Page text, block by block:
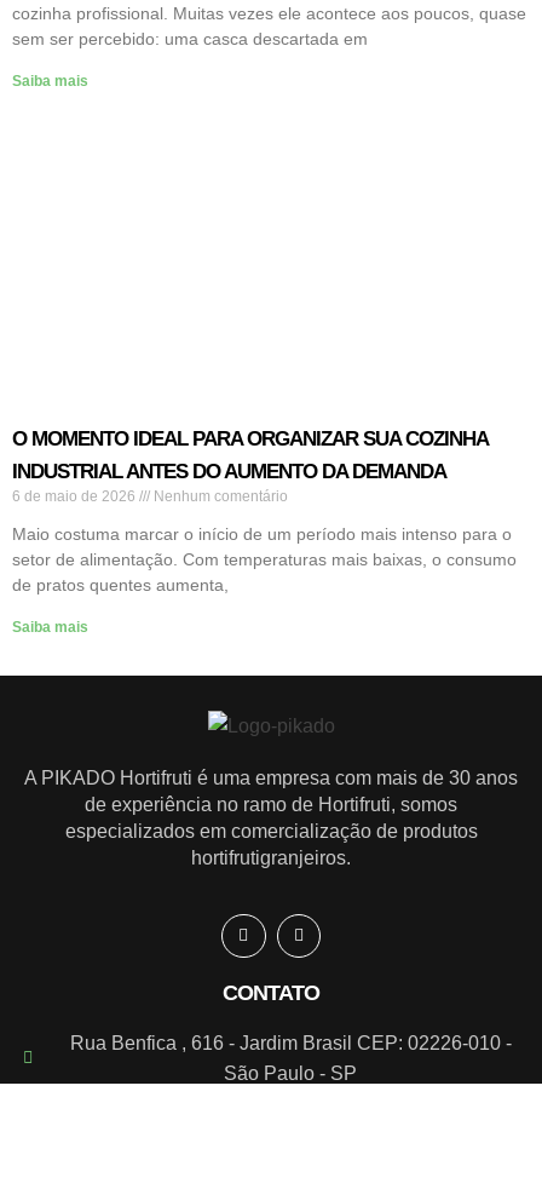
cozinha profissional. Muitas vezes ele acontece aos poucos, quase
sem ser percebido: uma casca descartada em
Saiba mais
O MOMENTO IDEAL PARA ORGANIZAR SUA COZINHA
INDUSTRIAL ANTES DO AUMENTO DA DEMANDA
6 de maio de 2026 Nenhum comentário
Maio costuma marcar o início de um período mais intenso para o
setor de alimentação. Com temperaturas mais baixas, o consumo
de pratos quentes aumenta,
Saiba mais
A PIKADO Hortifruti é uma empresa com mais de 30 anos
de experiência no ramo de Hortifruti, somos
especializados em comercialização de produtos
hortifrutigranjeiros.
CONTATO
Rua Benfica , 616 - Jardim Brasil CEP: 02226-010 -
São Paulo - SP